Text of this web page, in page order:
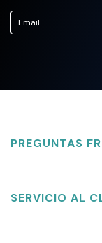
PREGUNTAS
SERVICIO AL